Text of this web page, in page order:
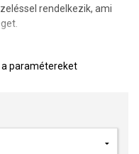
rendelkezik, ami
segédeszköz
beépítése
a paramétereket